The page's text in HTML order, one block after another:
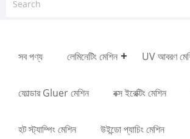
সব পণ্য লেমিনেটিং মেশিন UV আবরণ
ফোল্ডার Gluer মেশিন বক্স ইরেক্টিং মেশিন
হট স্ট্যাম্পিং মেশিন উইন্ডো প্যাচিং মেশিন